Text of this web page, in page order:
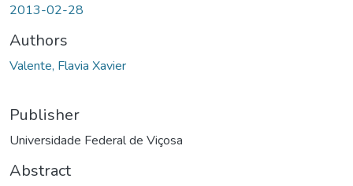
2013-02-28
Authors
Valente, Flavia Xavier
Publisher
Universidade Federal de Viçosa
Abstract